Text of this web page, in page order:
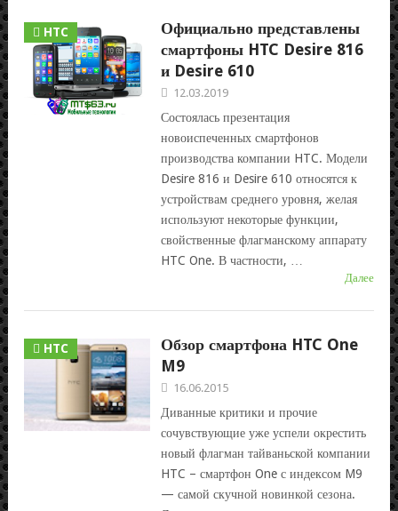
HTC
Официально представлены
смартфоны HTC Desire 816
и Desire 610
12.03.2019
Состоялась презентация
новоиспеченных смартфонов
производства компании HTC. Модели
Desire 816 и Desire 610 относятся к
устройствам среднего уровня, желая
используют некоторые функции,
свойственные флагманскому аппарату
HTC One. В частности, …
Далее
HTC
Обзор смартфона HTC One
M9
16.06.2015
Диванные критики и прочие
сочувствующие уже успели окрестить
новый флагман тайваньской компании
HTC – смартфон One с индексом M9
— самой скучной новинкой сезона.